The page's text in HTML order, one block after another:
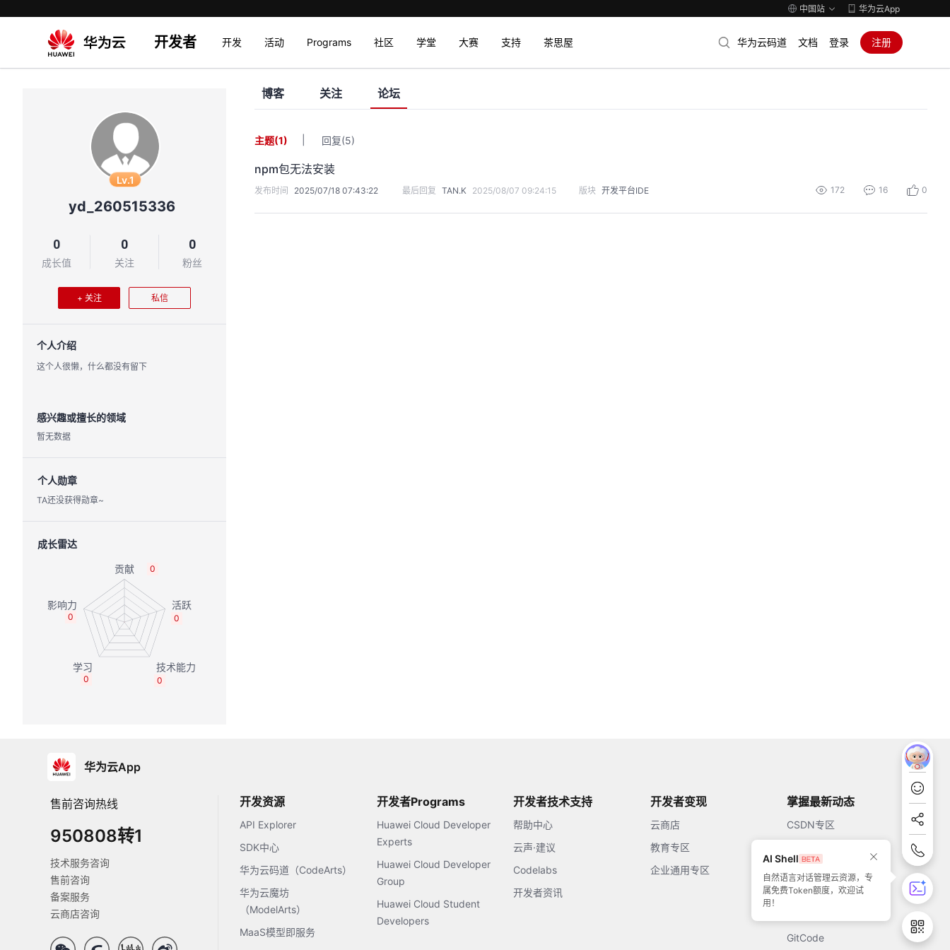
中国站 华为云App
开发者 开发 活动 Programs 社区 学堂 大赛 支持 茶思屋 华为云码道 文档 登录 注册
Lv.1
yd_260515336
0
成长值
0
关注
0
粉丝
+ 关注 私信
个人介绍
这个人很懒，什么都没有留下
感兴趣或擅长的领域
暂无数据
个人勋章
TA还没获得勋章~
成长雷达
0
0
0
0
0
博客 关注 论坛
主题(1) 回复(5)
npm包无法安装
发布时间 2025/07/18 07:43:22 最后回复 TAN.K 2025/08/07 09:24:15 版块 开发平台IDE 172 16 0
华为云App
售前咨询热线
950808转1
技术服务咨询
售前咨询
备案服务
云商店咨询
开发资源
API Explorer
SDK中心
华为云码道（CodeArts）
华为云魔坊
（ModelArts）
MaaS模型即服务
开发者Programs
Huawei Cloud Developer
Experts
Huawei Cloud Developer
Group
Huawei Cloud Student
Developers
开发者技术支持
帮助中心
云声·建议
Codelabs
开发者资讯
开发者变现
云商店
教育专区
企业通用专区
掌握最新动态
CSDN专区
51CTO
GitCode
AI Shell
自然语言对话管理云资源，专
属免费Token额度，欢迎试
用！